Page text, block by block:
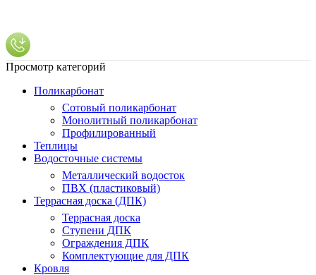
Просмотр категорий
Поликарбонат
Сотовый поликарбонат
Монолитный поликарбонат
Профилированный
Теплицы
Водосточные системы
Металлический водосток
ПВХ (пластиковый)
Террасная доска (ДПК)
Террасная доска
Ступени ДПК
Ограждения ДПК
Комплектующие для ДПК
Кровля